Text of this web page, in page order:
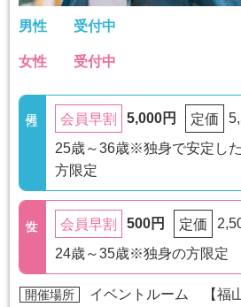
男性 受付中
女性 受付中
会員早割 5,000円 定価
25歳～36歳※独身で安定し
方限定
会員早割 500円 定価
24歳～35歳※独身の方限定
開催場所 イベントルーム 【福